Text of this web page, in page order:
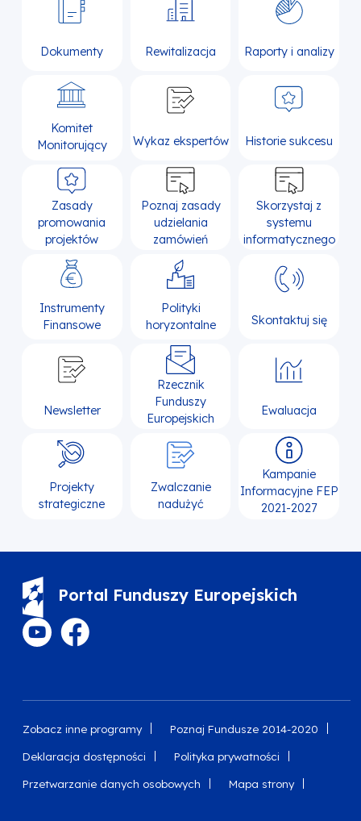
Dokumenty Rewitalizacja Raporty i analizy
Komitet
Monitorujący
Wykaz ekspertów Historie sukcesu
Zasady
promowania
projektów
Poznaj zasady
udzielania
zamówień
Skorzystaj z
systemu
informatycznego
Instrumenty
Finansowe
Polityki
horyzontalne
Skontaktuj się
Newsletter
Rzecznik
Funduszy
Europejskich
Ewaluacja
Projekty
strategiczne
Zwalczanie
nadużyć
Kampanie
Informacyjne FEP
2021-2027
Portal Funduszy Europejskich
Zobacz inne programy Poznaj Fundusze 2014-2020
Deklaracja dostępności Polityka prywatności
Przetwarzanie danych osobowych Mapa strony